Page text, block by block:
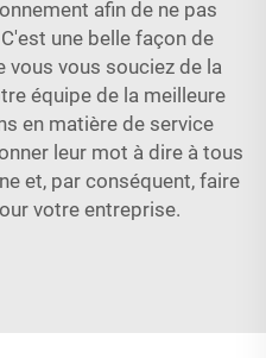
afin de ne pas
une belle façon de
vous vous souciez de la
équipe de la meilleure
en matière de service
leur mot à dire à tous
et, par conséquent, faire
votre entreprise.